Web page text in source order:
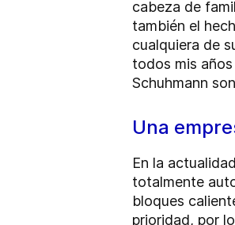
cabeza de
también el
cualquiera de
todos mis
Schuhmann
Una
En la
totalmente
bloques
prioridad, por